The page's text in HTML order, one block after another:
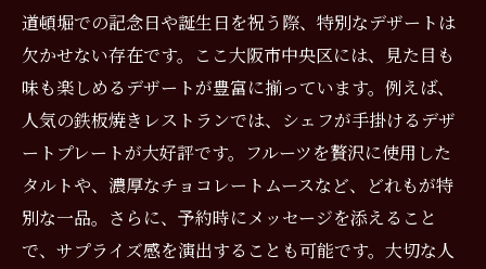
道頓堀での記念日や誕生日を祝う際、特別なデザートは
欠かせない存在です。ここ大阪市中央区には、見た目も
味も楽しめるデザートが豊富に揃っています。例えば、
人気の鉄板焼きレストランでは、シェフが手掛けるデザ
ートプレートが大好評です。フルーツを贅沢に使用した
タルトや、濃厚なチョコレートムースなど、どれもが特
別な一品。さらに、予約時にメッセージを添えること
で、サプライズ感を演出することも可能です。大切な人